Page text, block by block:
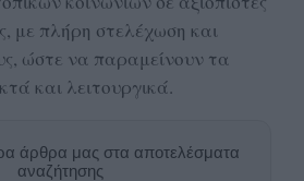
με πλήρη στελέχωση και
ώστε να παραμείνουν τα
και λειτουργικά.
άρθρα μας στα αποτελέσματα
αναζήτησης